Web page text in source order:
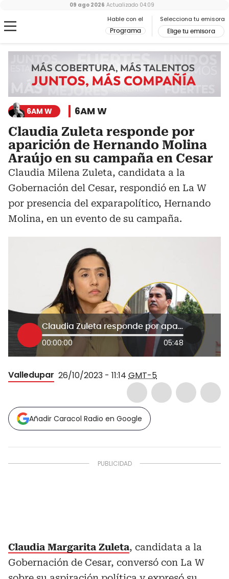
Hable con el
Programa
Selecciona tu emisora
Elige tu emisora
09 ago 2026 Actualizado 04:09
6AM W 6AM W
Claudia Zuleta responde por
aparición de Hernando Molina
Araújo en su campaña en Cesar
Claudia Milena Zuleta, candidata a la
Gobernación del Cesar, respondió en La W
por presencia del exparapolítico, Hernando
Molina, en un evento de su campaña.
Claudia Zuleta responde por aparición de Hernando Molina Araújo en su campaña en Cesar
00:00:00 05:48
Valledupar 26/10/2023 - 11:14 GMT-5
Añadir Caracol Radio en Google
Claudia Margarita Zuleta, candidata a la
Gobernación de Cesar, conversó con La W